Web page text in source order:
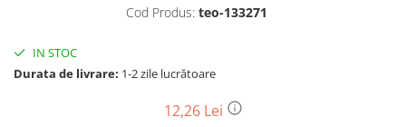
Tricicluri cargo fara permis
Cod Produs: teo-133271
IN STOC
Durata de livrare: 1-2 zile lucrătoare
12,26 Lei